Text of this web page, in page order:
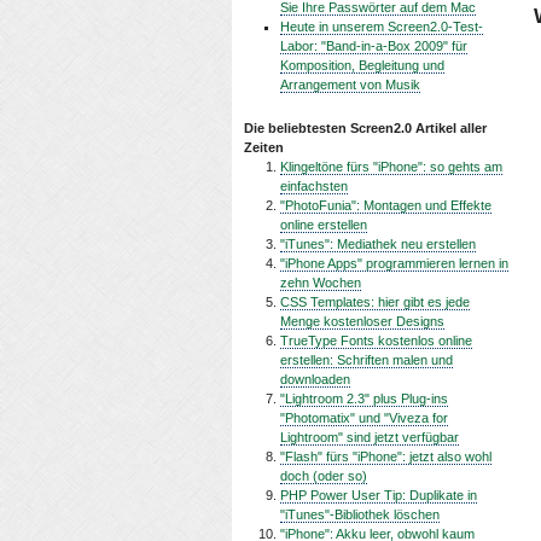
Sie Ihre Passwörter auf dem Mac
Heute in unserem Screen2.0-Test-
Labor: "Band-in-a-Box 2009" für
Komposition, Begleitung und
Arrangement von Musik
Die beliebtesten Screen2.0 Artikel aller
Zeiten
Klingeltöne fürs "iPhone": so gehts am
einfachsten
"PhotoFunia": Montagen und Effekte
online erstellen
"iTunes": Mediathek neu erstellen
"iPhone Apps" programmieren lernen in
zehn Wochen
CSS Templates: hier gibt es jede
Menge kostenloser Designs
TrueType Fonts kostenlos online
erstellen: Schriften malen und
downloaden
"Lightroom 2.3" plus Plug-ins
"Photomatix" und "Viveza for
Lightroom" sind jetzt verfügbar
"Flash" fürs "iPhone": jetzt also wohl
doch (oder so)
PHP Power User Tip: Duplikate in
"iTunes"-Bibliothek löschen
"iPhone": Akku leer, obwohl kaum